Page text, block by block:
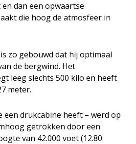
dan een opwaartse
die hoog de atmosfeer in
zo gebouwd dat hij optimaal
de bergwind. Het
leeg slechts 500 kilo en heeft
meter.
een drukcabine heeft – werd op
getrokken door een
van 42.000 voet (12.80